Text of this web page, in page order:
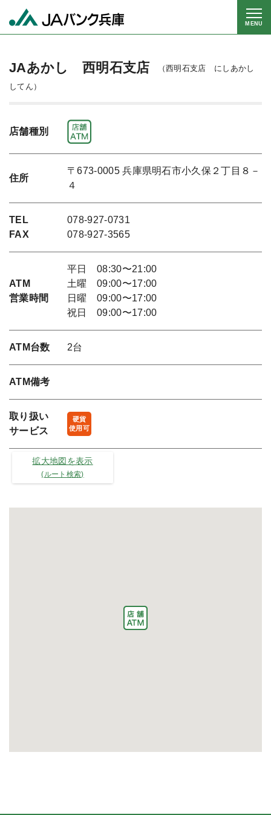
MENU
JAあかし 西明石支店
（西明石支店 にしあかし
してん）
店舗種別
住所
〒673-0005 兵庫県明石市小久保２丁目８－
４
TEL
FAX
078-927-0731
078-927-3565
ATM
営業時間
平日 08:30〜21:00
土曜 09:00〜17:00
日曜 09:00〜17:00
祝日 09:00〜17:00
ATM台数 2台
ATM備考
取り扱い
サービス
硬貨
使用可
拡大地図を表示
(ルート検索)